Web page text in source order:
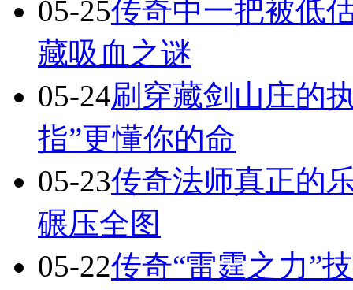
05-25传奇中一把被低
藏吸血之谜
05-24刷穿藏剑山庄的
指”更懂你的命
05-23传奇法师真正的
碾压全图
05-22传奇“雷霆之力”